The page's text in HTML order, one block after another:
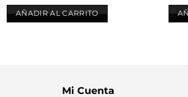
AÑADIR AL CARRITO
Mi Cuenta